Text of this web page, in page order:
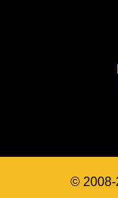
© 2008-